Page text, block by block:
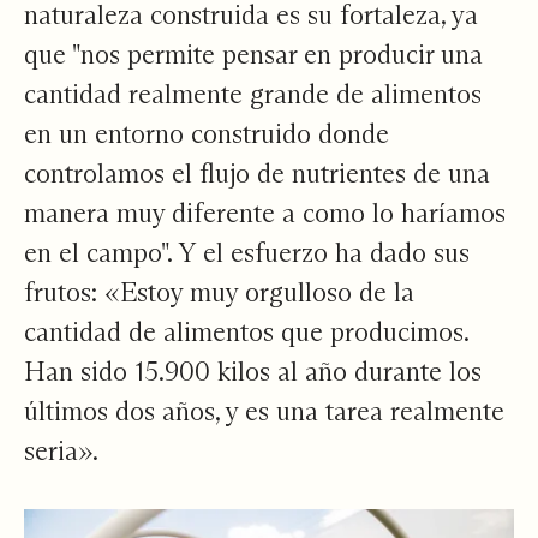
naturaleza construida es su fortaleza, ya
que "nos permite pensar en producir una
cantidad realmente grande de alimentos
en un entorno construido donde
controlamos el flujo de nutrientes de una
manera muy diferente a como lo haríamos
en el campo". Y el esfuerzo ha dado sus
frutos: «Estoy muy orgulloso de la
cantidad de alimentos que producimos.
Han sido 15.900 kilos al año durante los
últimos dos años, y es una tarea realmente
seria».